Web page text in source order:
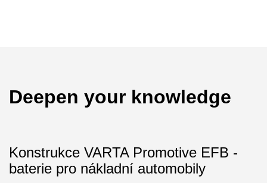
Deepen your knowledge
Konstrukce VARTA Promotive EFB -
baterie pro nákladní automobily